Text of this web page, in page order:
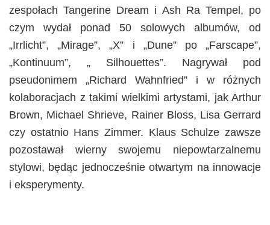
zespołach Tangerine Dream i Ash Ra Tempel, po
czym wydał ponad 50 solowych albumów, od
„Irrlicht”, „Mirage”, „X” i „Dune” po „Farscape”,
„Kontinuum”, „ Silhouettes”. Nagrywał pod
pseudonimem „Richard Wahnfried” i w różnych
kolaboracjach z takimi wielkimi artystami, jak Arthur
Brown, Michael Shrieve, Rainer Bloss, Lisa Gerrard
czy ostatnio Hans Zimmer. Klaus Schulze zawsze
pozostawał wierny swojemu niepowtarzalnemu
stylowi, będąc jednocześnie otwartym na innowacje
i eksperymenty.